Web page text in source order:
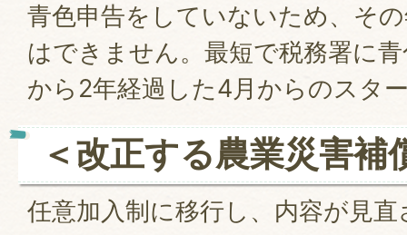
青色申告をしていないため、そ
はできません。最短で税務署に
から2年経過した4月からのスタ
＜改正する農業災害補
任意加入制に移行し、内容が見